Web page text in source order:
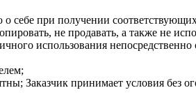
себе при получении
не продавать, а также не
использования
Заказчик принимает условия без